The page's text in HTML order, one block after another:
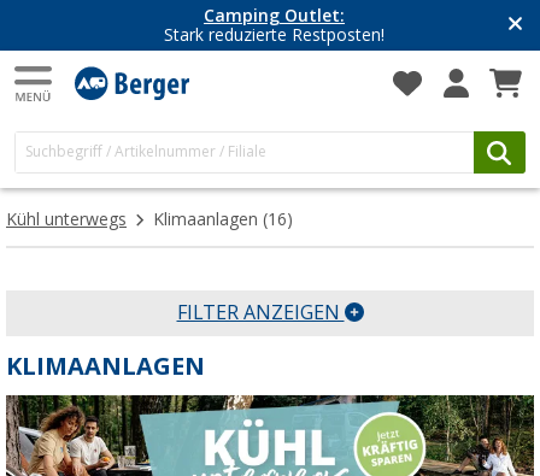
Camping Outlet:
Stark reduzierte Restposten!
Kühl unterwegs Klimaanlagen (16)
FILTER ANZEIGEN
KLIMAANLAGEN